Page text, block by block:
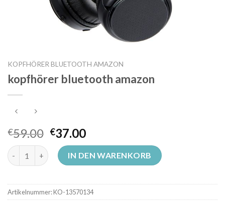
KOPFHÖRER BLUETOOTH AMAZON
kopfhörer bluetooth amazon
€59.00 €37.00
kopfhörer bluetooth amazon Menge
IN DEN WARENKORB
Artikelnummer:KO-13570134